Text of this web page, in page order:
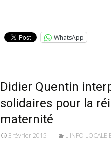
WhatsApp
Didier Quentin
solidaires pour la
maternité
3 février 2015 L'INFO LOCALE